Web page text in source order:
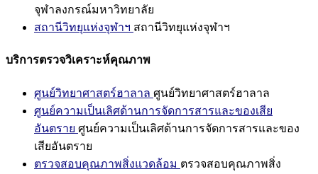
จุฬาลงกรณ์มหาวิทยาลัย
สถานีวิทยุแห่งจุฬาฯ สถานีวิทยุแห่งจุฬาฯ
บริการตรวจวิเคราะห์คุณภาพ
ศูนย์วิทยาศาสตร์ฮาลาล ศูนย์วิทยาศาสตร์ฮาลาล
ศูนย์ความเป็นเลิศด้านการจัดการสารและของเสีย
อันตราย ศูนย์ความเป็นเลิศด้านการจัดการสารและของ
เสียอันตราย
ตรวจสอบคุณภาพสิ่งแวดล้อม ตรวจสอบคุณภาพสิ่ง